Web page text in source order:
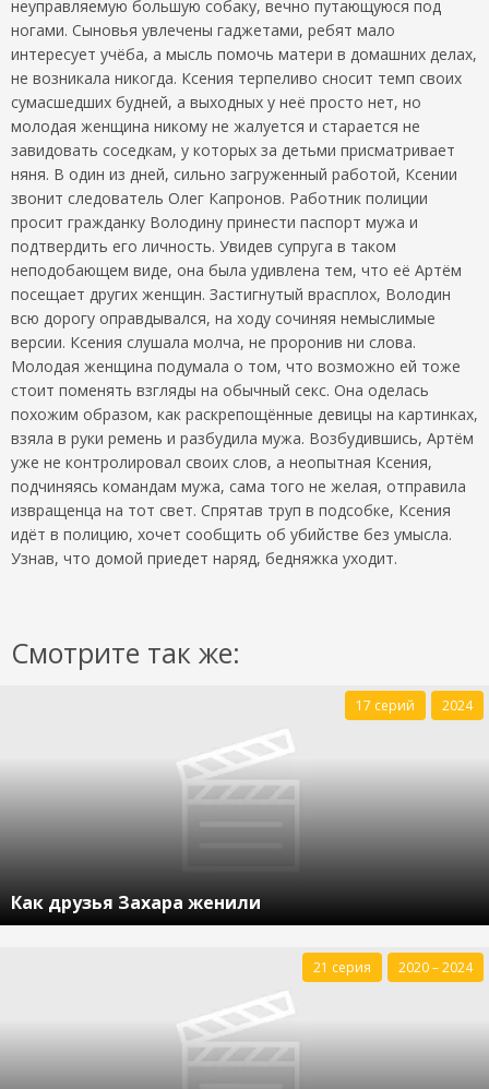
неуправляемую большую собаку, вечно путающуюся под
ногами. Сыновья увлечены гаджетами, ребят мало
интересует учёба, а мысль помочь матери в домашних делах,
не возникала никогда. Ксения терпеливо сносит темп своих
сумасшедших будней, а выходных у неё просто нет, но
молодая женщина никому не жалуется и старается не
завидовать соседкам, у которых за детьми присматривает
няня. В один из дней, сильно загруженный работой, Ксении
звонит следователь Олег Капронов. Работник полиции
просит гражданку Володину принести паспорт мужа и
подтвердить его личность. Увидев супруга в таком
неподобающем виде, она была удивлена тем, что её Артём
посещает других женщин. Застигнутый врасплох, Володин
всю дорогу оправдывался, на ходу сочиняя немыслимые
версии. Ксения слушала молча, не проронив ни слова.
Молодая женщина подумала о том, что возможно ей тоже
стоит поменять взгляды на обычный секс. Она оделась
похожим образом, как раскрепощённые девицы на картинках,
взяла в руки ремень и разбудила мужа. Возбудившись, Артём
уже не контролировал своих слов, а неопытная Ксения,
подчиняясь командам мужа, сама того не желая, отправила
извращенца на тот свет. Спрятав труп в подсобке, Ксения
идёт в полицию, хочет сообщить об убийстве без умысла.
Узнав, что домой приедет наряд, бедняжка уходит.
Смотрите так же:
Как друзья Захара женили
17 серий 2024
21 серия 2020 – 2024